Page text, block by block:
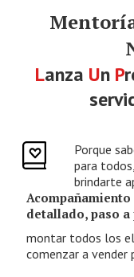
Lanza Un P
detallado, paso a
Porque
para
brindarte
montar todos los
comenzar a vender